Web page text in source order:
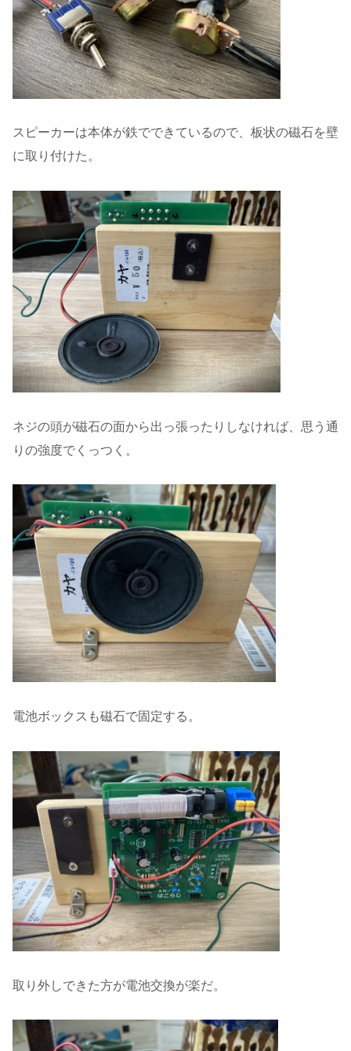
スピーカーは本体が鉄でできているので、板状の磁石を壁
に取り付けた。
ネジの頭が磁石の面から出っ張ったりしなければ、思う通
りの強度でくっつく。
電池ボックスも磁石で固定する。
取り外しできた方が電池交換が楽だ。